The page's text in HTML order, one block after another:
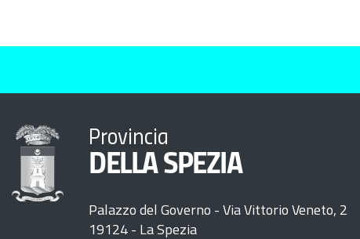
Provincia
DELLA SPEZIA
Palazzo del Governo - Via Vittorio Veneto, 2
19124 - La Spezia